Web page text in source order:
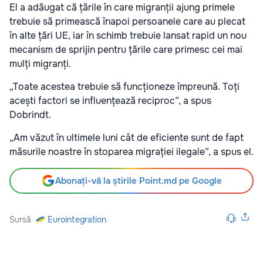
El a adăugat că țările în care migranții ajung primele
trebuie să primească înapoi persoanele care au plecat
în alte țări UE, iar în schimb trebuie lansat rapid un nou
mecanism de sprijin pentru țările care primesc cei mai
mulți migranți.
„Toate acestea trebuie să funcționeze împreună. Toți
acești factori se influențează reciproc”, a spus
Dobrindt.
„Am văzut în ultimele luni cât de eficiente sunt de fapt
măsurile noastre în stoparea migrației ilegale”, a spus el.
Abonați-vă la știrile Point.md pe Google
Sursă Eurointegration